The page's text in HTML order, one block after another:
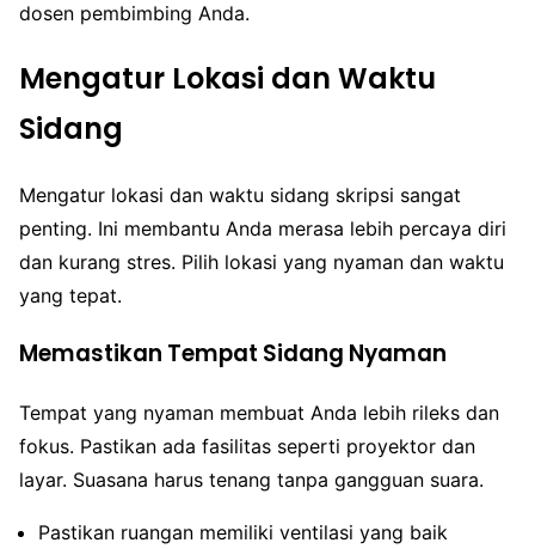
dosen pembimbing Anda.
Mengatur Lokasi dan Waktu
Sidang
Mengatur lokasi dan waktu sidang skripsi sangat
penting. Ini membantu Anda merasa lebih percaya diri
dan kurang stres. Pilih lokasi yang nyaman dan waktu
yang tepat.
Memastikan Tempat Sidang Nyaman
Tempat yang nyaman membuat Anda lebih rileks dan
fokus. Pastikan ada fasilitas seperti proyektor dan
layar. Suasana harus tenang tanpa gangguan suara.
Pastikan ruangan memiliki ventilasi yang baik